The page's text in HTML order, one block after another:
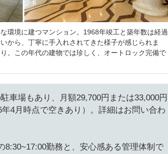
環境に建つマンション。1968年竣工と築年数は経過
から、丁寧に手入れされてきた様子が感じられま
。この年代の建物では珍しく、オートロック完備で
車場もあり、月額29,700円または33,000円
4月時点で空きあり）。詳細はお問い合わ
8:30~17:00勤務と、安心感ある管理体制で